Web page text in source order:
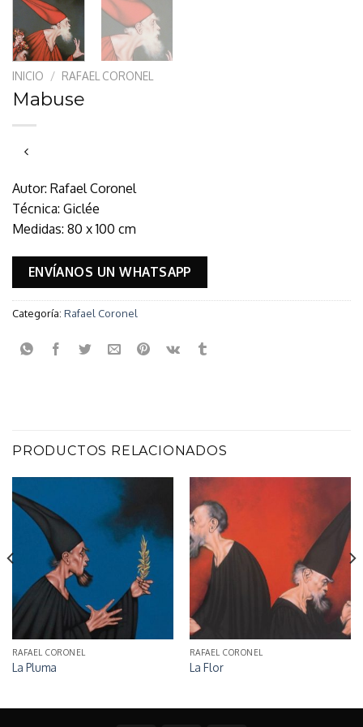
INICIO / RAFAEL CORONEL
Mabuse
Autor: Rafael Coronel
Técnica: Giclée
Medidas: 80 x 100 cm
ENVÍANOS UN WHATSAPP
Categoría: Rafael Coronel
PRODUCTOS RELACIONADOS
RAFAEL CORONEL
La Pluma
RAFAEL CORONEL
La Flor